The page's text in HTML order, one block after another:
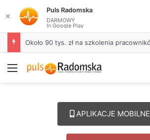
Menu
APLIKACJE MOBILNE
✕
Puls Radomska
DARMOWY
In Google Play